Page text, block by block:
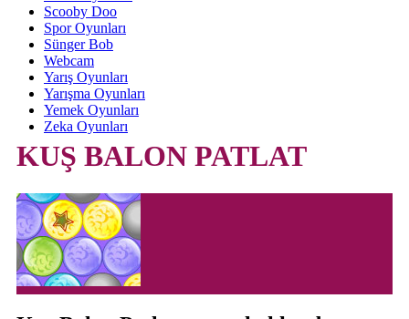
Scooby Doo
Spor Oyunları
Sünger Bob
Webcam
Yarış Oyunları
Yarışma Oyunları
Yemek Oyunları
Zeka Oyunları
KUŞ BALON PATLAT